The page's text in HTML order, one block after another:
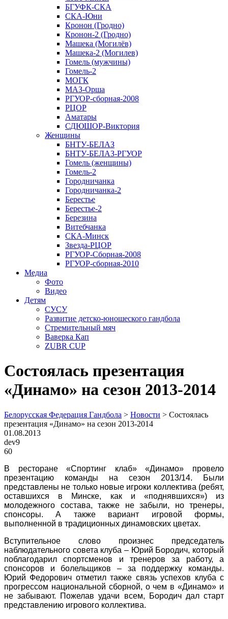
БГУФК-СКА
СКА-Юни
Кронон (Гродно)
Кронон-2 (Гродно)
Машека (Могилёв)
Машека-2 (Могилев)
Гомель (мужчины)
Гомель-2
МОГК
МАЗ-Орша
РГУОР-сборная-2008
РЦОР
Аматары
СДЮШОР-Виктория
Женщины
БНТУ-БЕЛАЗ
БНТУ-БЕЛАЗ-РГУОР
Гомель (женщины)
Гомель-2
Городничанка
Городничанка-2
Берестье
Берестье-2
Березина
Витебчанка
СКА-Минск
Звезда-РЦОР
РГУОР-Сборная-2008
РГУОР-сборная-2010
Медиа
Фото
Видео
Детям
СУСУ
Развитие детско-юношеского гандбола
Стремительный мяч
Ваверка Кап
ZUBR CUP
Состоялась презентация
«Динамо» на сезон 2013-2014
Белорусская Федерация Гандбола > Новости > Состоялась
презентация «Динамо» на сезон 2013-2014
01.08.2013
dev9
60
В ресторане «Спортинг клаб» «Динамо» провело
презентацию команды на сезон 2013/14. Были
представлены не только новые игроки коллектива (ребят,
оставшихся в Минске, как и «поднявшихся») из
молодежного состава, также не забыли, но тренеры,
спонсоры. А также вариант игровой формы,
выполненной в традиционных динамовских цветах.
Вступительное слово произнес председатель
наблюдательного совета клуба – Юрий Бородич, который
поблагодарил спортсменов и тренеров за работу, а
спонсоров и болельщиков – за поддержку команды.
Юрий Федорович отметил также связь успехов клуба с
прогрессом национальной сборной, о чем в «Динамо» и
не забывают. Пожелав удачи всем, Бородич дал старт
представлению игрового коллектива.